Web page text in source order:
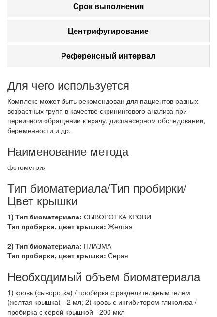
Срок выполнения
Центрифугирование
Референсный интервал
Для чего используется
Комплекс может быть рекомендован для пациентов разных
возрастных групп в качестве скринингового анализа при
первичном обращении к врачу, диспансерном обследовании,
беременности и др.
Наименование метода
фотометрия
Тип биоматериала/Тип пробирки/
Цвет крышки
1) Тип биоматериала: СЫВОРОТКА КРОВИ
Тип пробирки, цвет крышки: Желтая
2) Тип биоматериала: ПЛАЗМА
Тип пробирки, цвет крышки: Серая
Необходимый объем биоматериала
1) кровь (сыворотка) / пробирка с разделительным гелем
(желтая крышка) - 2 мл; 2) кровь с ингибитором гликолиза /
пробирка с серой крышкой - 200 мкл